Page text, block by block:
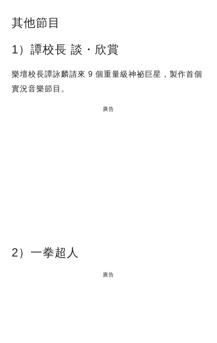
其他節目
1）譚校長 談・欣賞
樂壇校長譚詠麟請來 9 個重量級神祕巨星，製作首個
實況音樂節目。
廣告
2）一拳超人
廣告